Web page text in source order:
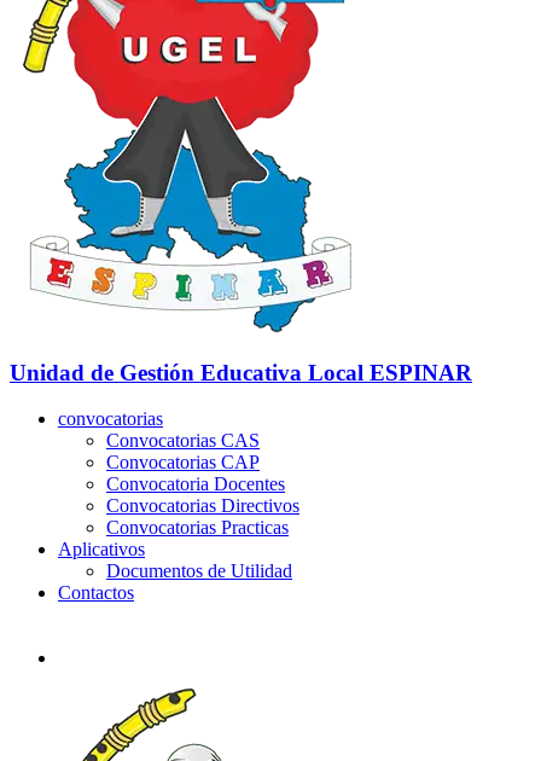
Unidad de Gestión Educativa Local ESPINAR
convocatorias
Convocatorias CAS
Convocatorias CAP
Convocatoria Docentes
Convocatorias Directivos
Convocatorias Practicas
Aplicativos
Documentos de Utilidad
Contactos